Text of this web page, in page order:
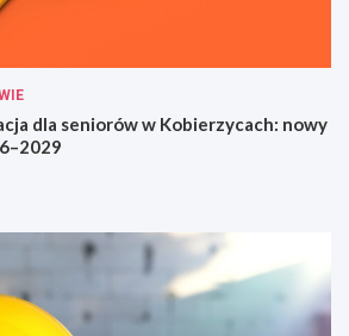
dla seniorów w Kobierzycach: nowy